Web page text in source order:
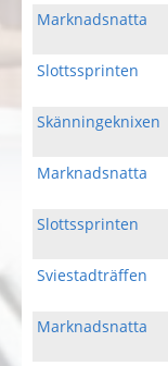
Marknadsnatta
Slottssprinten
Skänningeknixen
Marknadsnatta
Slottssprinten
Sviestadträffen
Marknadsnatta